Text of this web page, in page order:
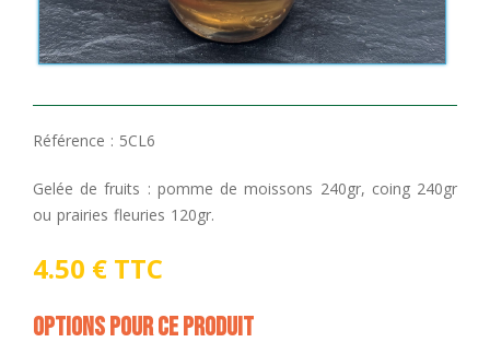
Référence : 5CL6
Gelée de fruits : pomme de moissons 240gr, coing 240gr
ou prairies fleuries 120gr.
4.50 € TTC
Options pour ce produit